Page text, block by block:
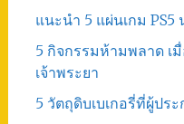
แนะนำ 5 แผ่นเกม PS5
5 กิจกรรมห้ามพลาด
เจ้าพระยา
5 วัตถุดิบเบเกอรี่ที่ผู้ปร